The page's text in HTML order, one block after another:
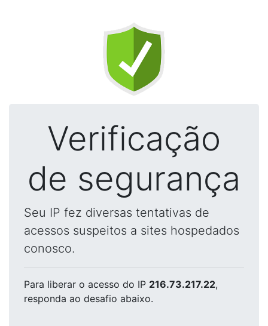
Verificação
de segurança
Seu IP fez diversas tentativas de
acessos suspeitos a sites hospedados
conosco.
Para liberar o acesso do IP 216.73.217.22,
responda ao desafio abaixo.